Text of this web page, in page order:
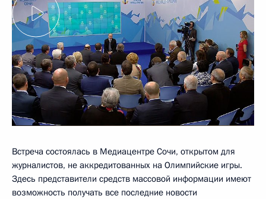
Встреча состоялась в Медиацентре Сочи, открытом для
журналистов, не аккредитованных на Олимпийские игры.
Здесь представители средств массовой информации имеют
возможность получать все последние новости